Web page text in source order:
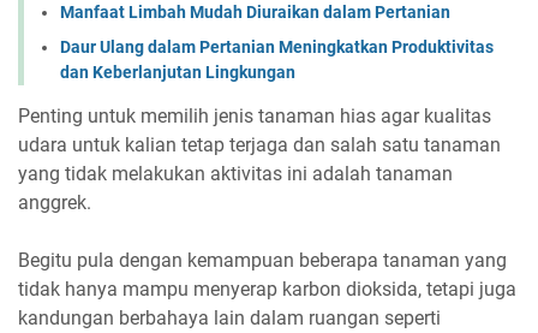
Manfaat Limbah Mudah Diuraikan dalam Pertanian
Daur Ulang dalam Pertanian Meningkatkan Produktivitas
dan Keberlanjutan Lingkungan
Penting untuk memilih jenis tanaman hias agar kualitas
udara untuk kalian tetap terjaga dan salah satu tanaman
yang tidak melakukan aktivitas ini adalah tanaman
anggrek.
Begitu pula dengan kemampuan beberapa tanaman yang
tidak hanya mampu menyerap karbon dioksida, tetapi juga
kandungan berbahaya lain dalam ruangan seperti